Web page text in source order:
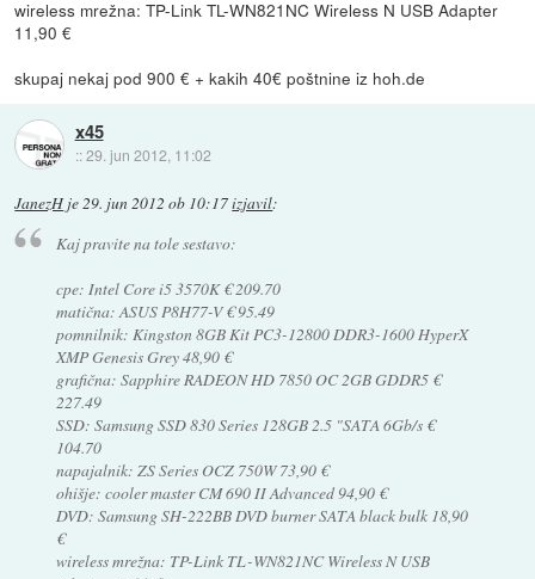
wireless mrežna: TP-Link TL-WN821NC Wireless N USB Adapter
11,90 €
skupaj nekaj pod 900 € + kakih 40€ poštnine iz hoh.de
x45
::29. jun 2012, 11:02
JanezH je29. jun 2012 ob 10:17izjavil:
Kaj pravite na tole sestavo:
cpe: Intel Core i5 3570K € 209.70
matična: ASUS P8H77-V € 95.49
pomnilnik: Kingston 8GB Kit PC3-12800 DDR3-1600 HyperX
XMP Genesis Grey 48,90 €
grafična: Sapphire RADEON HD 7850 OC 2GB GDDR5 €
227.49
SSD: Samsung SSD 830 Series 128GB 2.5 "SATA 6Gb/s €
104.70
napajalnik: ZS Series OCZ 750W 73,90 €
ohišje: cooler master CM 690 II Advanced 94,90 €
DVD: Samsung SH-222BB DVD burner SATA black bulk 18,90
€
wireless mrežna: TP-Link TL-WN821NC Wireless N USB